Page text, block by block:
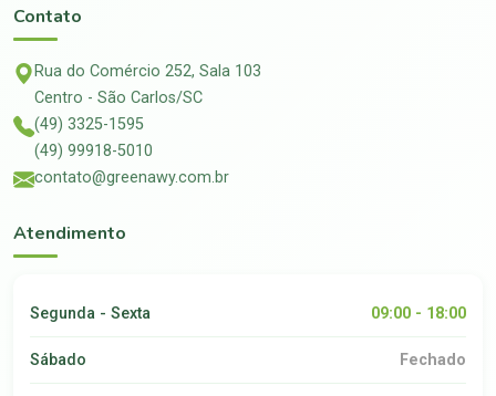
Contato
Rua do Comércio 252, Sala 103
Centro - São Carlos/SC
(49) 3325-1595
(49) 99918-5010
contato@greenawy.com.br
Atendimento
Segunda - Sexta 09:00 - 18:00
Sábado Fechado